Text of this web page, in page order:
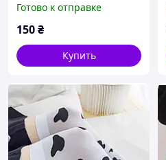
гладкие универсальный
размер
Готово к отправке
150₴
Купить